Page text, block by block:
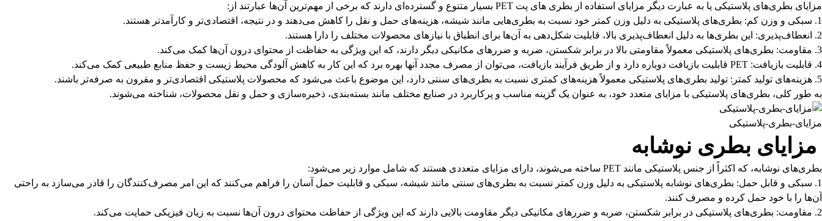
مزایای بطری‌های پلاستیکی یا به عبارت دیگر مزایای استفاده از بطری های پت PET بسیار متنوع و گسترده‌ای دارند که برخی از مهم‌ترین آن‌ها عبارتند از:
سبکی و وزن کم: بطری‌های پلاستیکی به دلیل وزن کمتر خود نسبت به بطری‌هایی مانند شیشه، هزینه‌های حمل و نقل را کاهش می‌دهند و در نتیجه، اقتصادی‌تر و کارآمدتر هستند.
انعطاف‌پذیری: این بطری‌ها به دلیل انعطاف‌پذیری بالا، قابلیت شکل‌دهی به آن‌ها برای انطباق با نیازهای محصولات مختلف را دارا هستند.
مقاومت: بطری‌های پلاستیکی معمولاً مقاومتی بالا در برابر شکستن، ضربه و ضررهای مکانیکی دیگر دارند، که این ویژگی به حفاظت از محتوای درون آن‌ها کمک می‌کند.
قابلیت بازیافت: PET قابلیت بازیافت دوباره دارد و از طریق فرآیند بازیافت، می‌توان از مصرف مجدد آنها بهره برد که این کار به کاهش آلودگی محیط زیست و حفظ منابع طبیعی کمک می‌کند.
هزینه‌های تولید کمتر: تولید بطری‌های پلاستیکی معمولاً هزینه‌های کمتری نسبت به بطری‌های سنتی دارد، این موضوع باعث می‌شود که محصولات پلاستیکی اقتصادی‌تر و مقرون به صرفه‌تر باشند.
به طور کلی، بطری‌های پلاستیکی با مزایای متعدد خود، به عنوان یک گزینه مناسب و پرکاربرد در صنایع مختلف مانند بسته‌بندی، ذخیره‌سازی و حمل و نقل محصولات، شناخته می‌شوند.
مزایای-بطری-پلاستیکی
مزایای بطری نوشابه
بطری‌های نوشابه، که اکثراً از جنس پلاستیکی مانند PET ساخته می‌شوند، دارای مزایای متعددی هستند که شامل موارد زیر می‌شود:
سبکی و قابل حمل: بطری‌های نوشابه پلاستیکی به دلیل وزن کمتر نسبت به بطری‌های سنتی مانند شیشه، سبکی و قابلیت حمل آسان را فراهم می‌کنند که این امر مصرف‌کنندگان را قادر می‌سازد به راحتی
آن‌ها را با خود حمل کرده و مصرف کنند.
مقاومت: بطری‌های پلاستیکی در برابر شکستن، ضربه و ضررهای مکانیکی دیگر مقاومت بالایی دارند که این ویژگی از حفاظت محتوای درون آن‌ها نسبت به زیان فیزیکی حمایت می‌کند.